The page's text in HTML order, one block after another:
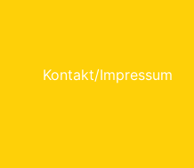
Kontakt/Impressum